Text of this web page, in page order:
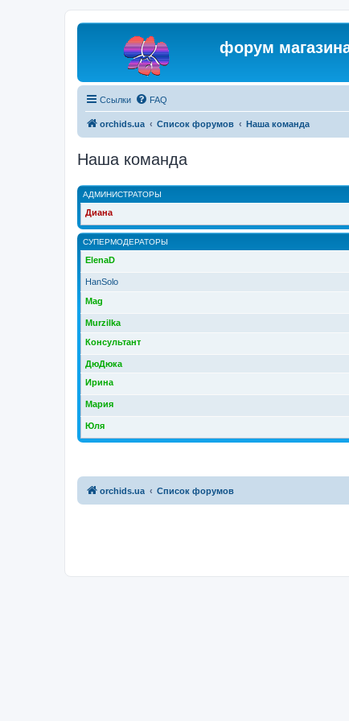
форум
Ссылки FAQ
orchids.ua Список форумов Наша команда
Наша команда
АДМИНИСТРАТОРЫ
Диана
СУПЕРМОДЕРАТОРЫ
ElenaD
HanSolo
Mag
Murzilka
Консультант
ДюДюка
Ирина
Мария
Юля
orchids.ua Список форумов